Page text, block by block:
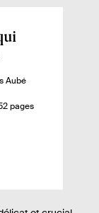
Aubé
pages